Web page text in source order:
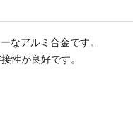
なアルミ合金です。
性が良好です。